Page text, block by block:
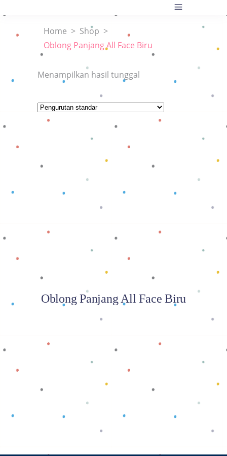
Home > Shop >
Oblong Panjang All Face Biru
Menampilkan hasil tunggal
Baca selengkapnya
Oblong Panjang All Face Biru